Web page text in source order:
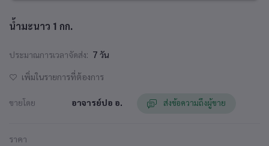
น้ำมะนาว 1 กก.
ประมาณการเวลาจัดส่ง: 7 วัน
เพิ่มในรายการที่ต้องการ
ขายโดย อาจารย์ปอ อ. ส่งข้อความถึงผู้ขาย
ราคา